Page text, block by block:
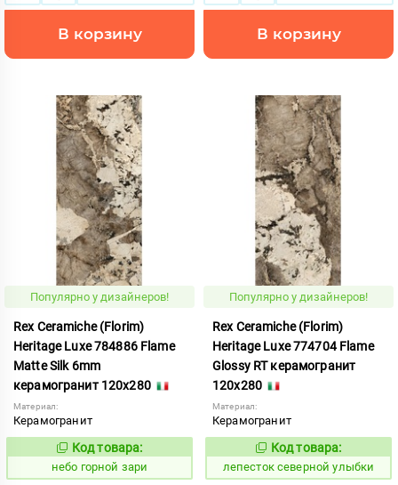
В корзину В корзину
Популярно у дизайнеров!
Rex Ceramiche (Florim)
Heritage Luxe 784886 Flame
Matte Silk 6mm
керамогранит 120x280
Материал:
Керамогранит
1111778
Код товара:
небо горной зари
Популярно у дизайнеров!
Rex Ceramiche (Florim)
Heritage Luxe 774704 Flame
Glossy RT керамогранит
120x280
Материал:
Керамогранит
869986
Код товара:
лепесток северной улыбки